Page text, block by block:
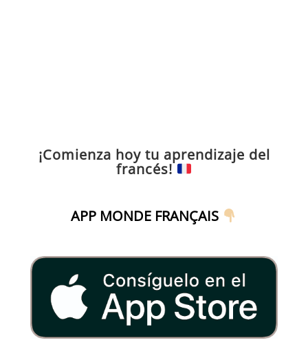
¡Comienza hoy tu aprendizaje del
francés!
APP MONDE FRANÇAIS